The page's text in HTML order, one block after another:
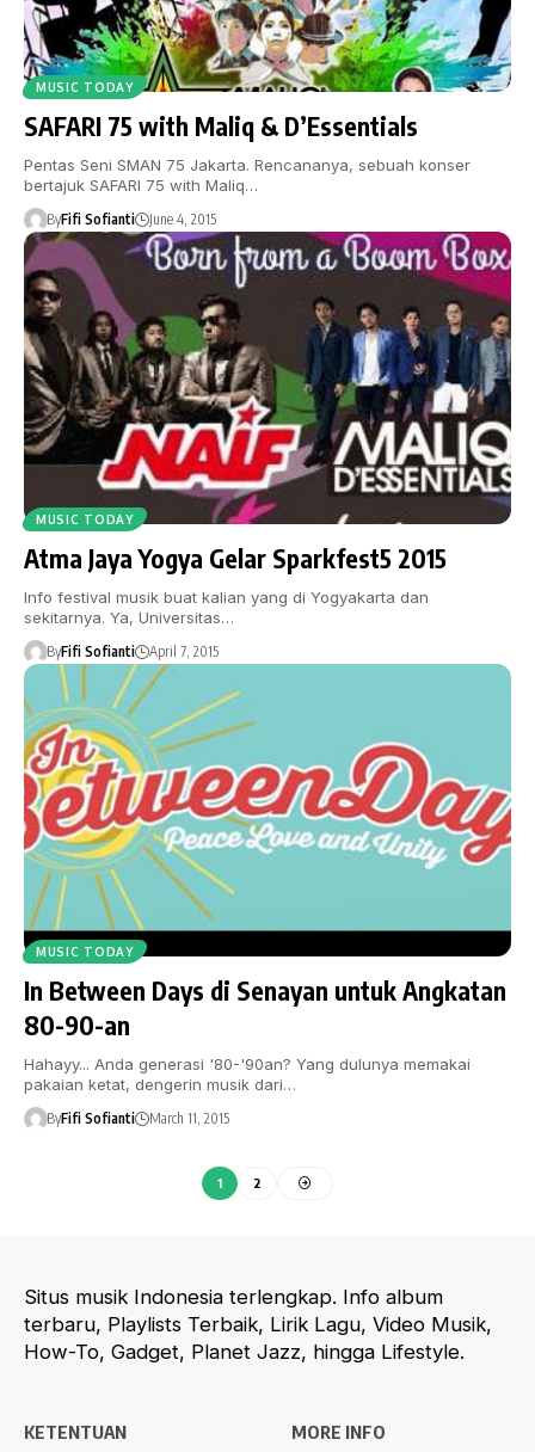
MUSIC TODAY
SAFARI 75 with Maliq & D’Essentials
Pentas Seni SMAN 75 Jakarta. Rencananya, sebuah konser
bertajuk SAFARI 75 with Maliq…
ByFifi Sofianti June 4, 2015
MUSIC TODAY
Atma Jaya Yogya Gelar Sparkfest5 2015
Info festival musik buat kalian yang di Yogyakarta dan
sekitarnya. Ya, Universitas…
ByFifi Sofianti April 7, 2015
MUSIC TODAY
In Between Days di Senayan untuk Angkatan
80-90-an
Hahayy... Anda generasi '80-'90an? Yang dulunya memakai
pakaian ketat, dengerin musik dari…
ByFifi Sofianti March 11, 2015
1 2
Situs musik Indonesia terlengkap. Info album
terbaru, Playlists Terbaik, Lirik Lagu, Video Musik,
How-To, Gadget, Planet Jazz, hingga Lifestyle.
KETENTUAN MORE INFO